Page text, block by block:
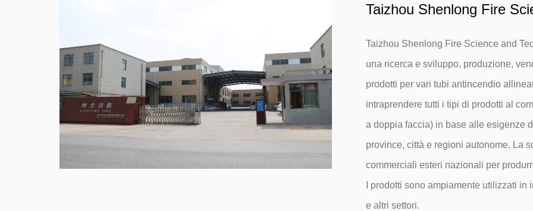
Taizhou Shenlong Fire
Taizhou Shenlong Fire Science and
una ricerca e sviluppo, produzione,
prodotti per vari tubi antincendio
intraprendere tutti i tipi di prodotti al
a doppia faccia) in base alle esigenze
province, città e regioni autonome. La
commerciali esteri nazionali per
I prodotti sono ampiamente utilizzati
e altri settori.